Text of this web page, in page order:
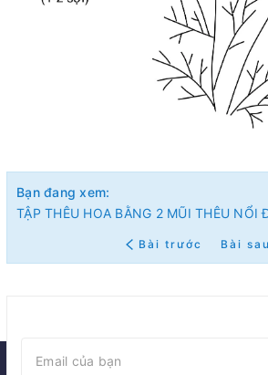
Bạn đang xem:
Bài trước Bài sau